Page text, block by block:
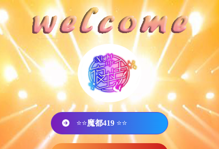
⭐⭐魔都419 ⭐⭐